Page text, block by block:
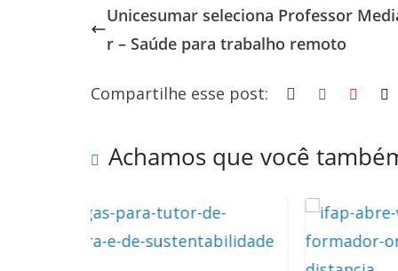
b
o
o
k
sk
y
s
A
p
p
e
dI
n
a
d
s
e
Unicesumar seleciona Professor
r – Saúde para trabalho remoto
Compartilhe esse post:
Achamos que você